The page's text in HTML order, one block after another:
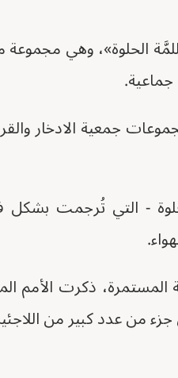
جماعية.
- التي تُرجمت
من عدد كبير من